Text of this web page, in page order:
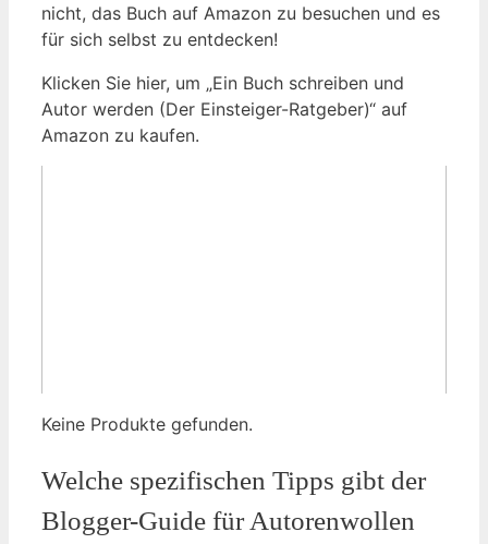
nicht, das Buch auf Amazon zu besuchen und es
für sich selbst zu entdecken!
Klicken Sie hier, um „Ein Buch schreiben und
Autor werden (Der Einsteiger-Ratgeber)“ auf
Amazon zu kaufen.
Keine Produkte gefunden.
Welche spezifischen Tipps gibt der
Blogger-Guide⁢ für Autorenwollen